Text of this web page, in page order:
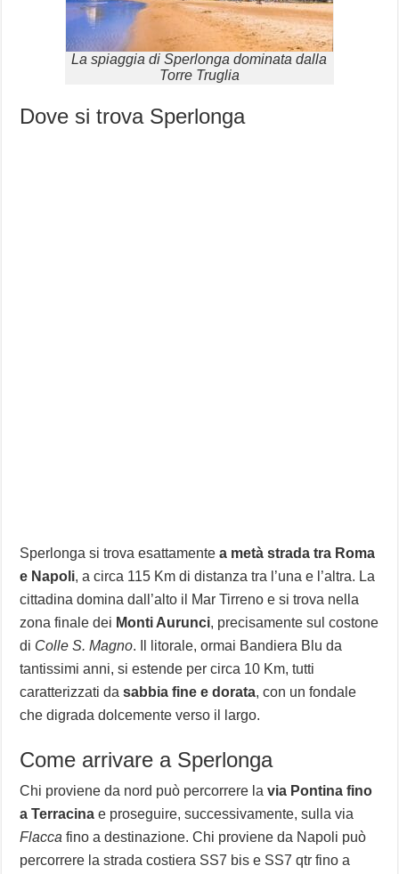
La spiaggia di Sperlonga dominata dalla
Torre Truglia
Dove si trova Sperlonga
Sperlonga si trova esattamentea metà strada tra Roma
e Napoli, a circa 115 Km di distanza tra l’una e l’altra. La
cittadina domina dall’alto il Mar Tirreno e si trova nella
zona finale dei Monti Aurunci, precisamente sul costone
di Colle S. Magno. Il litorale, ormai Bandiera Blu da
tantissimi anni, si estende per circa 10 Km, tutti
caratterizzati dasabbia fine e dorata, con un fondale
che digrada dolcemente verso il largo.
Come arrivare a Sperlonga
Chi proviene da nord può percorrere lavia Pontina fino
a Terracina e proseguire, successivamente, sulla via
Flacca fino a destinazione. Chi proviene da Napoli può
percorrere la strada costiera SS7 bis e SS7 qtr fino a